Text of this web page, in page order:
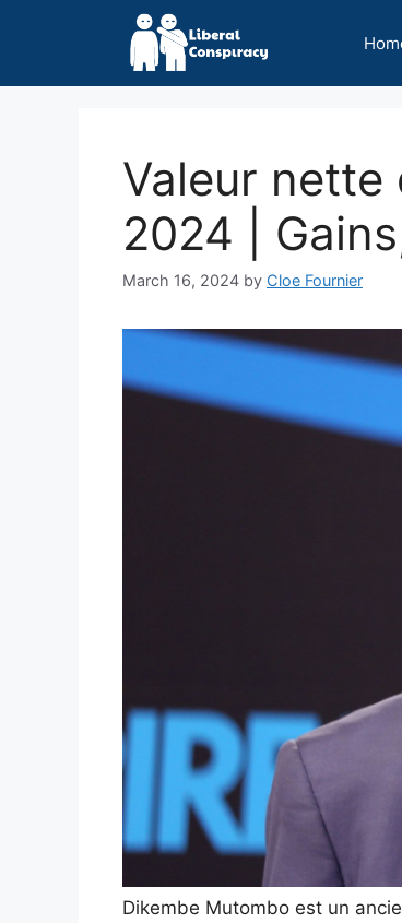
Valeur nette
2024 |
March 16, 2024 by Cloe Fournier
Dikembe Mutombo est un